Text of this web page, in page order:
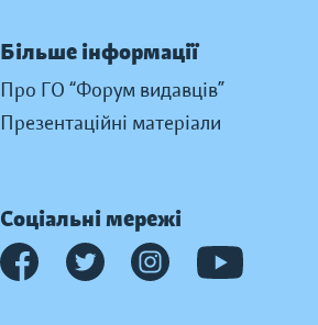
Більше інформації
Про ГО “Форум видавців”
Презентаційні матеріали
Соціальні мережі